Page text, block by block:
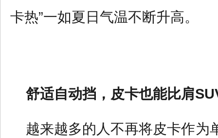
卡热”一如夏日气温不断升高。
舒适自动挡，皮卡也能比肩S
越来越多的人不再将皮卡作为